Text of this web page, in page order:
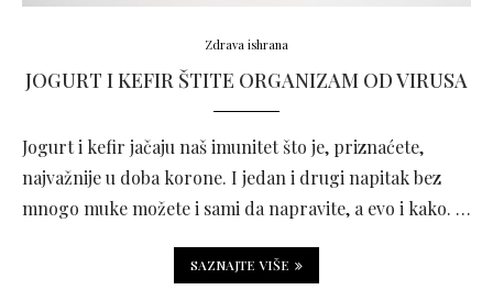
Zdrava ishrana
JOGURT I KEFIR ŠTITE ORGANIZAM OD VIRUSA
Jogurt i kefir jačaju naš imunitet što je, priznaćete,
najvažnije u doba korone. I jedan i drugi napitak bez
mnogo muke možete i sami da napravite, a evo i kako. …
SAZNAJTE VIŠE